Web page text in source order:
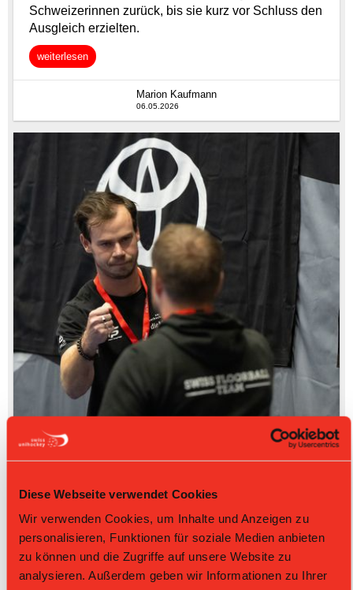
Diese Webseite verwendet Cookies
Wir verwenden Cookies, um Inhalte und Anzeigen zu
personalisieren, Funktionen für soziale Medien anbieten
zu können und die Zugriffe auf unsere Website zu
analysieren. Außerdem geben wir Informationen zu Ihrer